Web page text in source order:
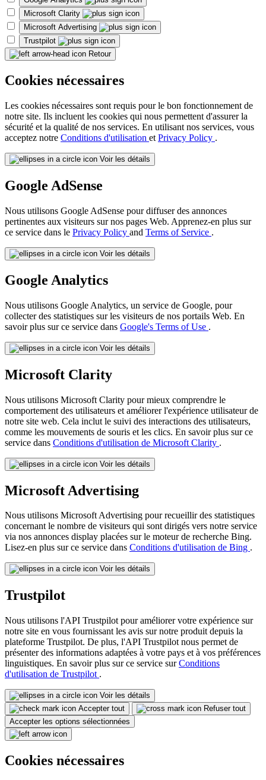
Microsoft Clarity
Microsoft Advertising
Trustpilot
Retour
Cookies nécessaires
Les cookies nécessaires sont requis pour le bon fonctionnement de
notre site. Ils incluent les cookies qui nous permettent d'assurer la
sécurité et la qualité de nos services. En utilisant nos services, vous
acceptez notre Conditions d'utilisation et Privacy Policy .
Voir les détails
Google AdSense
Nous utilisons Google AdSense pour diffuser des annonces
pertinentes aux visiteurs sur nos pages Web. Apprenez-en plus sur
ce service dans le Privacy Policy and Terms of Service .
Voir les détails
Google Analytics
Nous utilisons Google Analytics, un service de Google, pour
collecter des statistiques sur les visiteurs de nos portails Web. En
savoir plus sur ce service dans Google's Terms of Use .
Voir les détails
Microsoft Clarity
Nous utilisons Microsoft Clarity pour mieux comprendre le
comportement des utilisateurs et améliorer l'expérience utilisateur de
notre site web. Cela inclut le suivi des interactions des utilisateurs,
comme les mouvements de souris et les clics. En savoir plus sur ce
service dans Conditions d'utilisation de Microsoft Clarity .
Voir les détails
Microsoft Advertising
Nous utilisons Microsoft Advertising pour recueillir des statistiques
concernant le nombre de visiteurs qui sont dirigés vers notre service
via nos annonces display placées sur le moteur de recherche Bing.
Lisez-en plus sur ce service dans Conditions d'utilisation de Bing .
Voir les détails
Trustpilot
Nous utilisons l'API Trustpilot pour améliorer votre expérience sur
notre site en vous fournissant les avis sur notre produit depuis la
plateforme Trustpilot. De plus, l'API Trustpilot nous permet de
présenter des informations adaptées à votre pays et à vos préférences
linguistiques. En savoir plus sur ce service surConditions
d'utilisation de Trustpilot .
Voir les détails
Accepter tout
Refuser tout
Accepter les options sélectionnées
Cookies nécessaires